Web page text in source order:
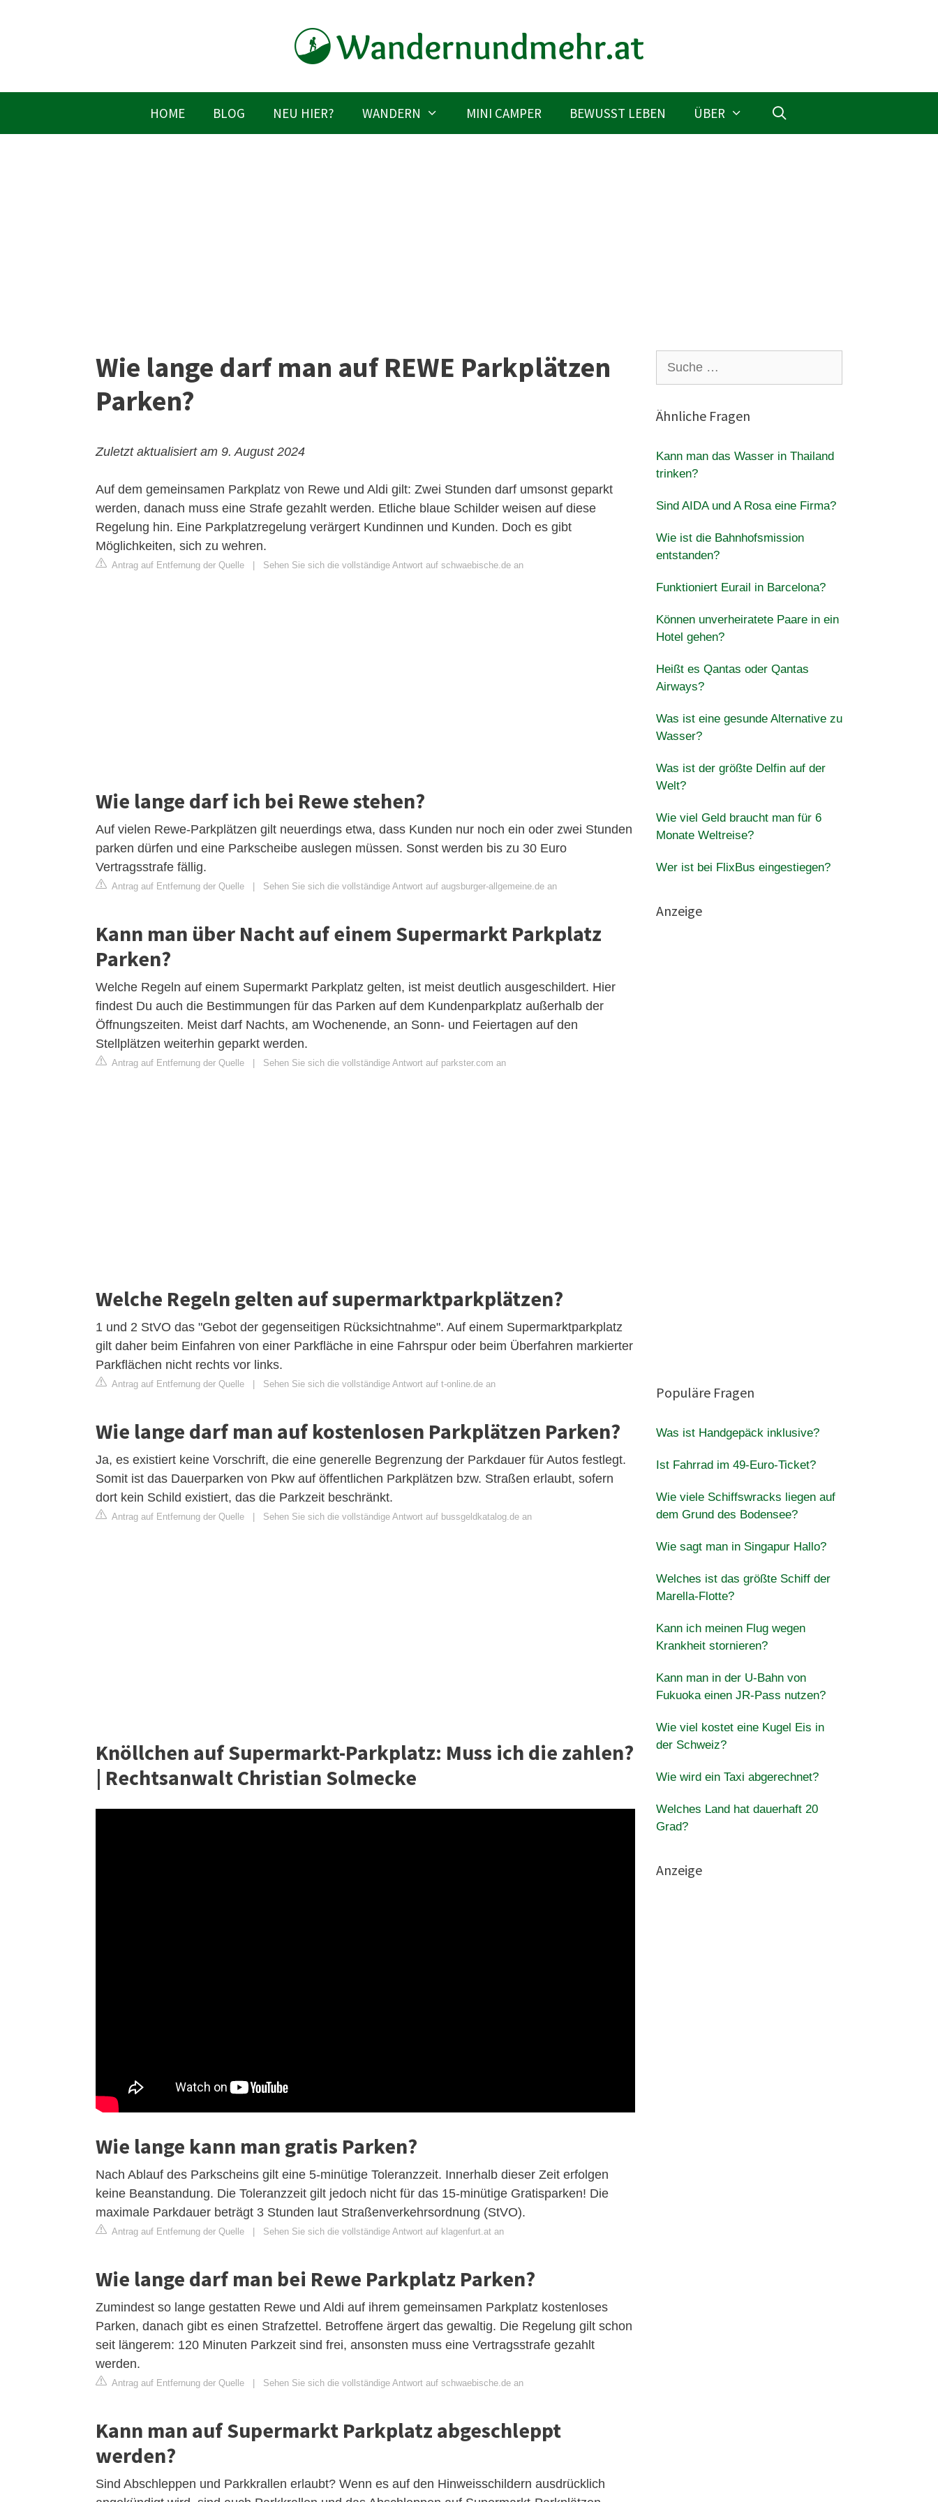
HOME BLOG NEU HIER? WANDERN MINI CAMPER BEWUSST LEBEN ÜBER
Wie lange darf man auf REWE Parkplätzen
Parken?
Zuletzt aktualisiert am 9. August 2024
Auf dem gemeinsamen Parkplatz von Rewe und Aldi gilt: Zwei Stunden darf umsonst geparkt
werden, danach muss eine Strafe gezahlt werden. Etliche blaue Schilder weisen auf diese
Regelung hin. Eine Parkplatzregelung verärgert Kundinnen und Kunden. Doch es gibt
Möglichkeiten, sich zu wehren.
Antrag auf Entfernung der Quelle Sehen Sie sich die vollständige Antwort auf schwaebische.de an
Wie lange darf ich bei Rewe stehen?
Auf vielen Rewe-Parkplätzen gilt neuerdings etwa, dass Kunden nur noch ein oder zwei Stunden
parken dürfen und eine Parkscheibe auslegen müssen. Sonst werden bis zu 30 Euro
Vertragsstrafe fällig.
Antrag auf Entfernung der Quelle Sehen Sie sich die vollständige Antwort auf augsburger-allgemeine.de an
Kann man über Nacht auf einem Supermarkt Parkplatz
Parken?
Welche Regeln auf einem Supermarkt Parkplatz gelten, ist meist deutlich ausgeschildert. Hier
findest Du auch die Bestimmungen für das Parken auf dem Kundenparkplatz außerhalb der
Öffnungszeiten. Meist darf Nachts, am Wochenende, an Sonn- und Feiertagen auf den
Stellplätzen weiterhin geparkt werden.
Antrag auf Entfernung der Quelle Sehen Sie sich die vollständige Antwort auf parkster.com an
Welche Regeln gelten auf supermarktparkplätzen?
1 und 2 StVO das "Gebot der gegenseitigen Rücksichtnahme". Auf einem Supermarktparkplatz
gilt daher beim Einfahren von einer Parkfläche in eine Fahrspur oder beim Überfahren markierter
Parkflächen nicht rechts vor links.
Antrag auf Entfernung der Quelle Sehen Sie sich die vollständige Antwort auf t-online.de an
Wie lange darf man auf kostenlosen Parkplätzen Parken?
Ja, es existiert keine Vorschrift, die eine generelle Begrenzung der Parkdauer für Autos festlegt.
Somit ist das Dauerparken von Pkw auf öffentlichen Parkplätzen bzw. Straßen erlaubt, sofern
dort kein Schild existiert, das die Parkzeit beschränkt.
Antrag auf Entfernung der Quelle Sehen Sie sich die vollständige Antwort auf bussgeldkatalog.de an
Knöllchen auf Supermarkt-Parkplatz: Muss ich die zahlen?
| Rechtsanwalt Christian Solmecke
Wie lange kann man gratis Parken?
Nach Ablauf des Parkscheins gilt eine 5-minütige Toleranzzeit. Innerhalb dieser Zeit erfolgen
keine Beanstandung. Die Toleranzzeit gilt jedoch nicht für das 15-minütige Gratisparken! Die
maximale Parkdauer beträgt 3 Stunden laut Straßenverkehrsordnung (StVO).
Antrag auf Entfernung der Quelle | Sehen Sie sich die vollständige Antwort auf klagenfurt.at an
Wie lange darf man bei Rewe Parkplatz Parken?
Zumindest so lange gestatten Rewe und Aldi auf ihrem gemeinsamen Parkplatz kostenloses
Parken, danach gibt es einen Strafzettel. Betroffene ärgert das gewaltig. Die Regelung gilt schon
seit längerem: 120 Minuten Parkzeit sind frei, ansonsten muss eine Vertragsstrafe gezahlt
werden.
Antrag auf Entfernung der Quelle | Sehen Sie sich die vollständige Antwort auf schwaebische.de an
Kann man auf Supermarkt Parkplatz abgeschleppt
werden?
Sind Abschleppen und Parkkrallen erlaubt? Wenn es auf den Hinweisschildern ausdrücklich
nach:
Ähnliche Fragen
Kann man das Wasser in Thailand
trinken?
Sind AIDA und A Rosa eine Firma?
Wie ist die Bahnhofsmission
entstanden?
Funktioniert Eurail in Barcelona?
Können unverheiratete Paare in ein
Hotel gehen?
Heißt es Qantas oder Qantas
Airways?
Was ist eine gesunde Alternative zu
Wasser?
Was ist der größte Delfin auf der
Welt?
Wie viel Geld braucht man für 6
Monate Weltreise?
Wer ist bei FlixBus eingestiegen?
Anzeige
Populäre Fragen
Was ist Handgepäck inklusive?
Ist Fahrrad im 49-Euro-Ticket?
Wie viele Schiffswracks liegen auf
dem Grund des Bodensee?
Wie sagt man in Singapur Hallo?
Welches ist das größte Schiff der
Marella-Flotte?
Kann ich meinen Flug wegen
Krankheit stornieren?
Kann man in der U-Bahn von
Fukuoka einen JR-Pass nutzen?
Wie viel kostet eine Kugel Eis in
der Schweiz?
Wie wird ein Taxi abgerechnet?
Welches Land hat dauerhaft 20
Grad?
Anzeige